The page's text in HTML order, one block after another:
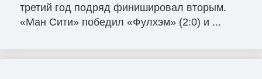
третий год подряд финишировал вторым.
«Ман Сити» победил «Фулхэм» (2:0) и ...